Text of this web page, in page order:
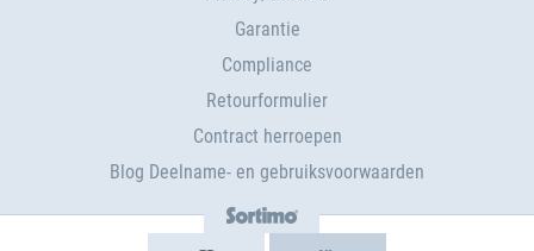
Garantie
Compliance
Retourformulier
Contract herroepen
Blog Deelname- en gebruiksvoorwaarden